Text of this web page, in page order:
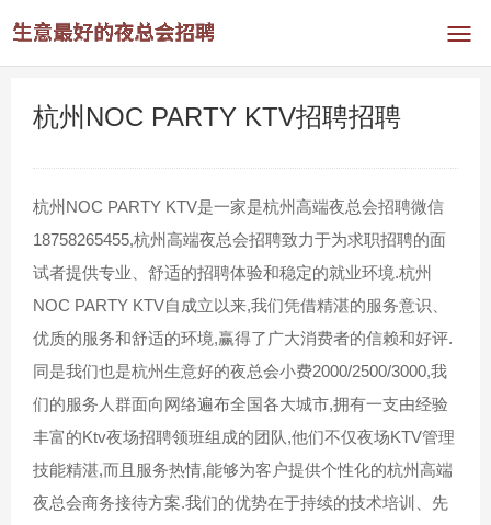
杭州NOC PARTY KTV招聘招聘
杭州NOC PARTY KTV是一家是杭州高端夜总会招聘微信
18758265455,杭州高端夜总会招聘致力于为求职招聘的面
试者提供专业、舒适的招聘体验和稳定的就业环境.杭州
NOC PARTY KTV自成立以来,我们凭借精湛的服务意识、
优质的服务和舒适的环境,赢得了广大消费者的信赖和好评.
同是我们也是杭州生意好的夜总会小费2000/2500/3000,我
们的服务人群面向网络遍布全国各大城市,拥有一支由经验
丰富的Ktv夜场招聘领班组成的团队,他们不仅夜场KTV管理
技能精湛,而且服务热情,能够为客户提供个性化的杭州高端
夜总会商务接待方案.我们的优势在于持续的技术培训、先